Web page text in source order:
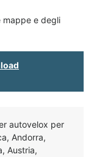
mappe e degli
autovelox per
Andorra,
Austria,